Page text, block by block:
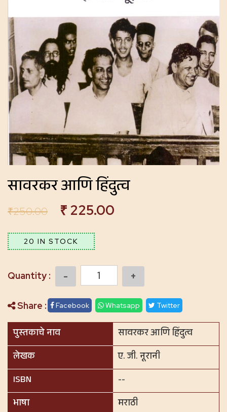
सावरकर आणि हिंदुत्व
₹250.00 ₹ 225.00
20 IN STOCK
Share : Facebook Whatsapp Twitter
पुस्तकाचे नाव
सावरकर आणि हिंदुत्व
लेखक
ए. जी. नूरानी
ISBN
--
भाषा
मराठी